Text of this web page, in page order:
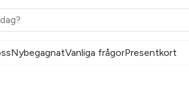
NybegagnatVanliga frågorPresentkort